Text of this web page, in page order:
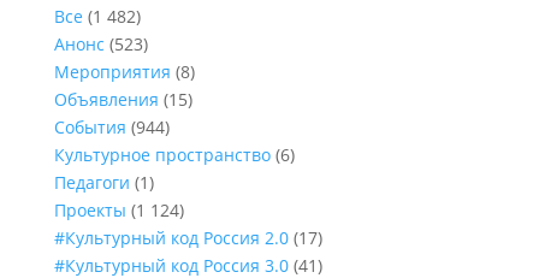
Все (1 482)
Анонс (523)
Мероприятия (8)
Объявления (15)
События (944)
Культурное пространство(6)
Педагоги (1)
Проекты (1 124)
#Культурный код Россия 2.0(17)
#Культурный код Россия 3.0(41)